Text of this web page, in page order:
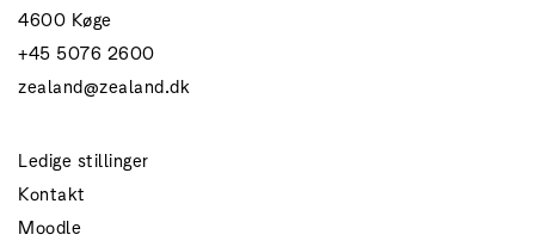
4600 Køge
+45 5076 2600
zealand@zealand.dk
Ledige stillinger
Kontakt
Moodle